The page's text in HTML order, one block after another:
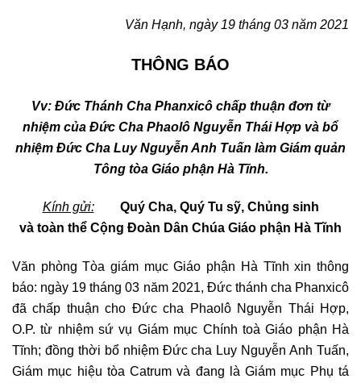
Văn Hạnh, ngày 19 tháng 03 năm 2021
THÔNG BÁO
Vv: Đức Thánh Cha Phanxicô chấp thuận đơn từ
nhiệm của Đức Cha Phaolô Nguyễn Thái Hợp và bổ
nhiệm Đức Cha Luy Nguyễn Anh Tuấn làm Giám quản
Tông tòa Giáo phận Hà Tĩnh.
Kính gửi:Quý Cha, Quý Tu sỹ, Chủng sinh
và toàn thể Cộng Đoàn Dân Chúa Giáo phận Hà Tĩnh
Văn phòng Tòa giám mục Giáo phận Hà Tĩnh xin thông
báo: ngày 19 tháng 03 năm 2021, Đức thánh cha Phanxicô
đã chấp thuận cho Đức cha Phaolô Nguyễn Thái Hợp,
O.P. từ nhiệm sứ vụ Giám mục Chính toà Giáo phận Hà
Tĩnh; đồng thời bổ nhiệm Đức cha Luy Nguyễn Anh Tuấn,
Giám mục hiệu tòa Catrum và đang là Giám mục Phụ tá